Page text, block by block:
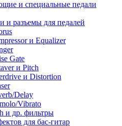
и специальные педали
и разъемы для педалей
и Equalizer
Gate
и Pitch
и Distortion
Delay
Vibrato
и др. фильтры
для бас-гитар